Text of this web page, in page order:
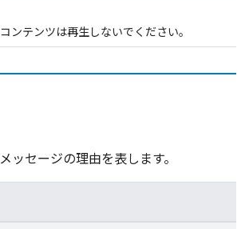
ンテンツは再生しないでください。
ッセージの理由を表します。